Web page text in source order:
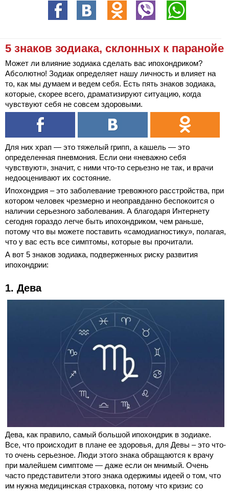
5 знаков зодиака, склонных к паранойе
Может ли влияние зодиака сделать вас ипохондриком?
Абсолютно! Зодиак определяет нашу личность и влияет на
то, как мы думаем и ведем себя. Есть пять знаков зодиака,
которые, скорее всего, драматизируют ситуацию, когда
чувствуют себя не совсем здоровыми.
Для них храп — это тяжелый грипп, а кашель — это
определенная пневмония. Если они «неважно себя
чувствуют», значит, с ними что-то серьезно не так, и врачи
недооценивают их состояние.
Ипохондрия – это заболевание тревожного расстройства, при
котором человек чрезмерно и неоправданно беспокоится о
наличии серьезного заболевания. А благодаря Интернету
сегодня гораздо легче быть ипохондриком, чем раньше,
потому что вы можете поставить «самодиагностику», полагая,
что у вас есть все симптомы, которые вы прочитали.
А вот 5 знаков зодиака, подверженных риску развития
ипохондрии:
1. Дева
Дева, как правило, самый большой ипохондрик в зодиаке.
Все, что происходит в плане ее здоровья, для Девы – это что-
то очень серьезное. Люди этого знака обращаются к врачу
при малейшем симптоме — даже если он мнимый. Очень
часто представители этого знака одержимы идеей о том, что
им нужна медицинская страховка, потому что кризис со